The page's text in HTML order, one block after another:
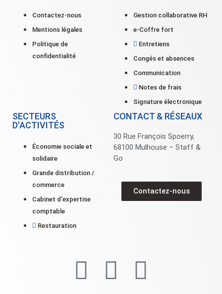
Contactez-nous
Mentions légales
Politique de
confidentialité
Gestion collaborative RH
e-Coffre fort
Entretiens
Congés et absences
Communication
Notes de frais
Signature électronique
SECTEURS
D'ACTIVITÉS
Économie sociale et
solidaire
Grande distribution /
commerce
Cabinet d'expertise
comptable
Restauration
CONTACT & RÉSEAUX
30 Rue François Spoerry,
68100 Mulhouse – Staff &
Go
Contactez-nous